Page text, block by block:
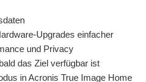
Upgrades einfacher
und Privacy
das Ziel verfügbar ist
in Acronis True Image Home